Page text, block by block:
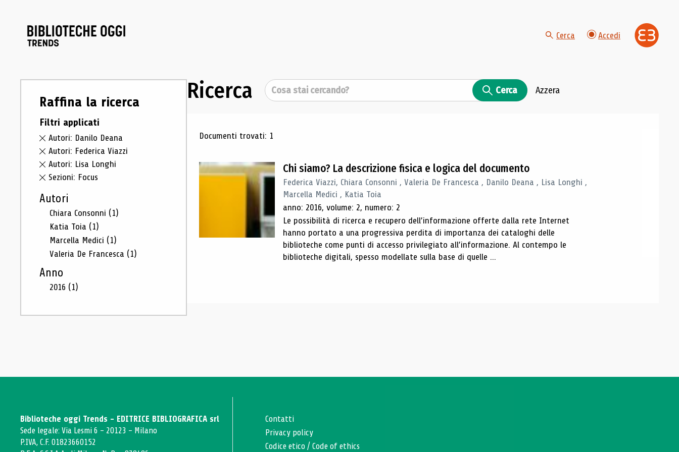
Cerca Accedi
Raffina la ricerca
Filtri applicati
Autori: Danilo Deana
Autori: Federica Viazzi
Autori: Lisa Longhi
Sezioni: Focus
Autori
Chiara Consonni (1)
Katia Toia (1)
Marcella Medici (1)
Valeria De Francesca (1)
Anno
2016 (1)
Ricerca Cerca Cerca Azzera
Risultati di ricerca
Documenti trovati: 1
Chi siamo? La descrizione fisica e logica del documento
Federica Viazzi, Chiara Consonni , Valeria De Francesca , Danilo Deana , Lisa Longhi ,
Marcella Medici , Katia Toia
anno: 2016, volume: 2, numero: 2
Le possibilità di ricerca e recupero dell’informazione offerte dalla rete Internet
hanno portato a una progressiva perdita di importanza dei cataloghi delle
biblioteche come punti di accesso privilegiato all’informazione. Al contempo le
biblioteche digitali, spesso modellate sulla base di quelle ...
Biblioteche oggi Trends - EDITRICE BIBLIOGRAFICA srl
Sede legale: Via Lesmi 6 - 20123 - Milano
P.IVA, C.F. 01823660152
Contatti
Privacy policy
Codice etico /Code of ethics